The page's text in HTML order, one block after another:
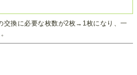
交換に必要な枚数が2枚→1枚になり、一